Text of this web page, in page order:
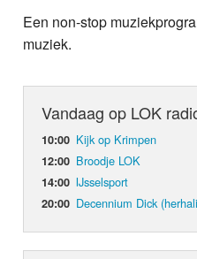
Foto's
Webcam
Info
Een non-stop
muziek.
Vandaag op LOK
10:00 Kijk op Krimpen
12:00 Broodje LOK
14:00 IJsselsport
20:00 Decennium Dick